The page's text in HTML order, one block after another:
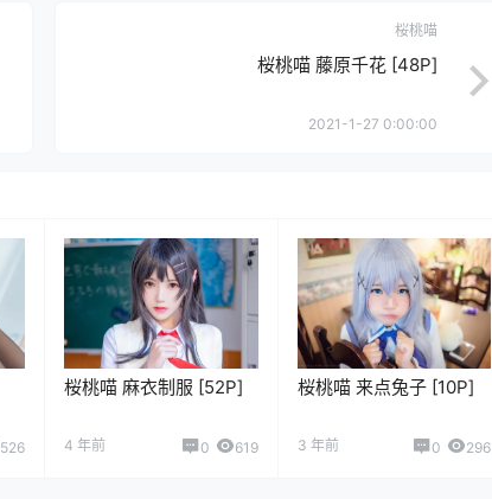
桜桃喵
桜桃喵 藤原千花 [48P]
2021-1-27 0:00:00
526
桜桃喵 麻衣制服 [52P]
4 年前 0 619
桜桃喵 来点兔子 [10P]
3 年前 0 296